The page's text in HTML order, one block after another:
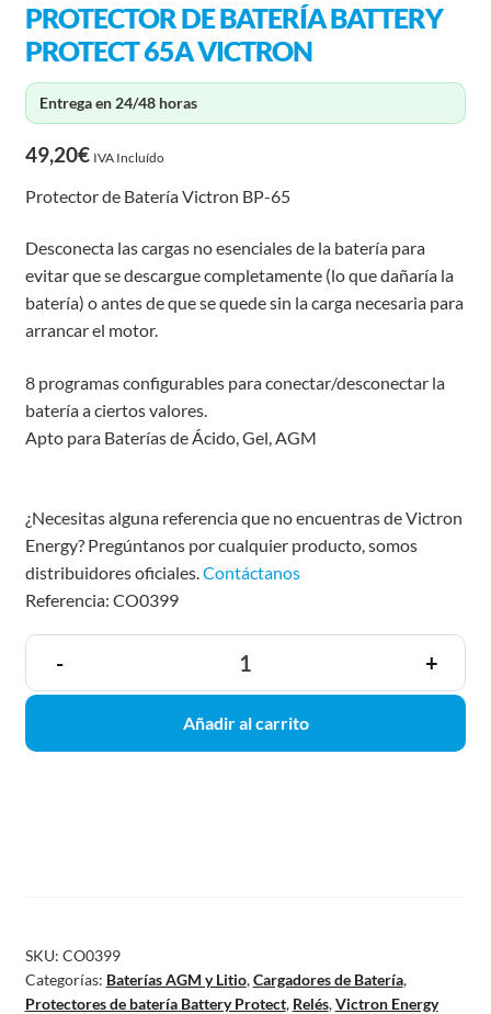
PROTECTOR DE BATERÍA BATTERY
PROTECT 65A VICTRON
Entrega en 24/48 horas
49,20€ IVA Incluído
Protector de Batería Victron BP-65
Desconecta las cargas no esenciales de la batería para
evitar que se descargue completamente (lo que dañaría la
batería) o antes de que se quede sin la carga necesaria para
arrancar el motor.
8 programas configurables para conectar/desconectar la
batería a ciertos valores.
Apto para Baterías de Ácido, Gel, AGM
¿Necesitas alguna referencia que no encuentras de Victron
Energy? Pregúntanos por cualquier producto, somos
distribuidores oficiales. Contáctanos
Referencia: CO0399
- +
Añadir al carrito
SKU: CO0399
Categorías: Baterías AGM y Litio,Cargadores de Batería,
Protectores de batería Battery Protect, Relés,Victron Energy